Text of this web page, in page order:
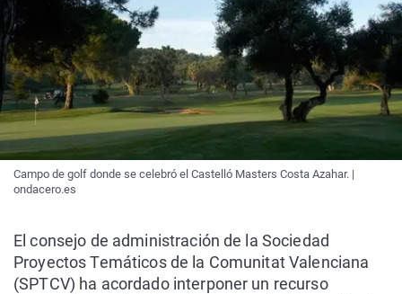
Campo de golf donde se celebró el Castelló Masters Costa Azahar. |
ondacero.es
El consejo de administración de la Sociedad
Proyectos Temáticos de la Comunitat Valenciana
(SPTCV) ha acordado interponer un recurso